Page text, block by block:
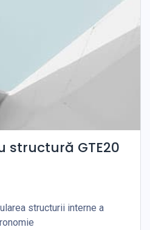
structură GTE20
structurii interne a